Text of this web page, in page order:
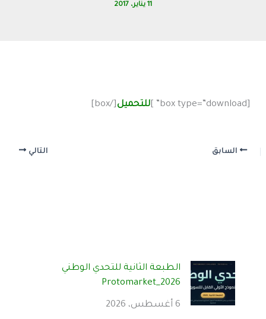
11 يناير، 2017
الطبعة الثانية للتحدي الوطني
Protomarket_2026
6 أغسطس، 2026
[box type=”download” ] للتحميل[/box]
السابق التالي